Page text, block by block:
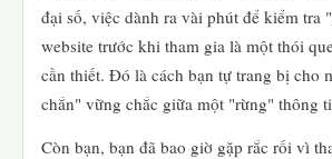
đại số, việc dành ra vài phút để kiểm tra
website trước khi tham gia là một thói
cần thiết. Đó là cách bạn tự trang bị cho
chắn" vững chắc giữa một "rừng" thông
Còn bạn, bạn đã bao giờ gặp rắc rối vì